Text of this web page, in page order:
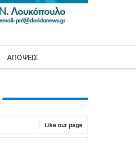
ΑΠΟΨΕΙΣ
Like our page